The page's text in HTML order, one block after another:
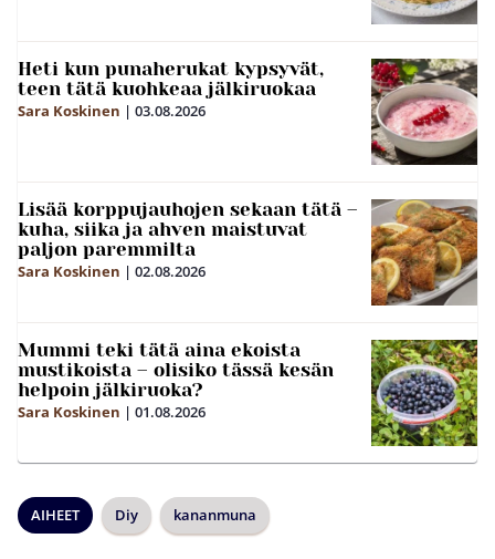
Heti kun punaherukat kypsyvät,
teen tätä kuohkeaa jälkiruokaa
Sara Koskinen | 03.08.2026
Lisää korppujauhojen sekaan tätä –
kuha, siika ja ahven maistuvat
paljon paremmilta
Sara Koskinen | 02.08.2026
Mummi teki tätä aina ekoista
mustikoista – olisiko tässä kesän
helpoin jälkiruoka?
Sara Koskinen | 01.08.2026
AIHEET Diy kananmuna